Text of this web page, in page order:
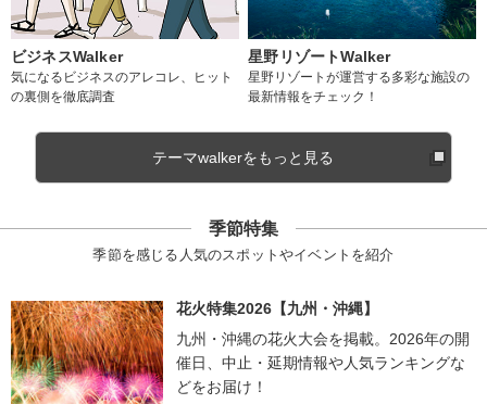
ビジネスWalker
気になるビジネスのアレコレ、ヒット
の裏側を徹底調査
星野リゾートWalker
星野リゾートが運営する多彩な施設の
最新情報をチェック！
テーマwalkerをもっと見る
季節特集
季節を感じる人気のスポットやイベントを紹介
花火特集2026【九州・沖縄】
九州・沖縄の花火大会を掲載。2026年の開
催日、中止・延期情報や人気ランキングな
どをお届け！